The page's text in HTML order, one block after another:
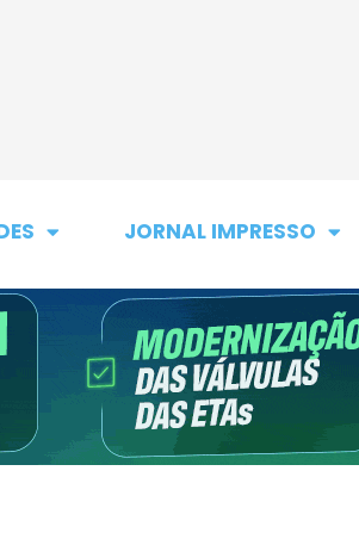
JORNAL IMPRESSO